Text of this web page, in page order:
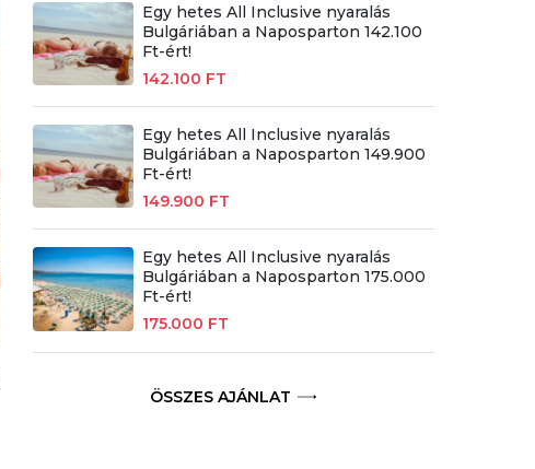
Egy hetes All Inclusive nyaralás
Bulgáriában a Naposparton 142.100
Ft-ért!
142.100 FT
Egy hetes All Inclusive nyaralás
Bulgáriában a Naposparton 149.900
Ft-ért!
149.900 FT
Egy hetes All Inclusive nyaralás
Bulgáriában a Naposparton 175.000
Ft-ért!
175.000 FT
ÖSSZES AJÁNLAT